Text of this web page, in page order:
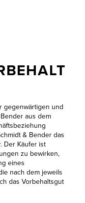
gegenwärtigen und
aus dem
& Bender das
Der Käufer ist
zu bewirken,
eines
nach dem jeweils
das Vorbehaltsgut